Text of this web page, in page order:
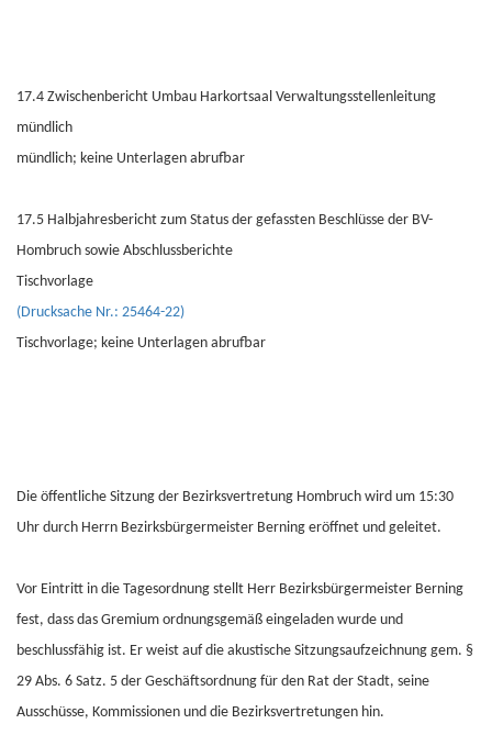
17.4 Zwischenbericht Umbau Harkortsaal Verwaltungsstellenleitung
mündlich
mündlich; keine Unterlagen abrufbar
17.5 Halbjahresbericht zum Status der gefassten Beschlüsse der BV-
Hombruch sowie Abschlussberichte
Tischvorlage
(Drucksache Nr.: 25464-22)
Tischvorlage; keine Unterlagen abrufbar
Die öffentliche Sitzung der Bezirksvertretung Hombruch wird um 15:30
Uhr durch Herrn Bezirksbürgermeister Berning eröffnet und geleitet.
Vor Eintritt in die Tagesordnung stellt Herr Bezirksbürgermeister Berning
fest, dass das Gremium ordnungsgemäß eingeladen wurde und
beschlussfähig ist. Er weist auf die akustische Sitzungsaufzeichnung gem. §
29 Abs. 6 Satz. 5 der Geschäftsordnung für den Rat der Stadt, seine
Ausschüsse, Kommissionen und die Bezirksvertretungen hin.